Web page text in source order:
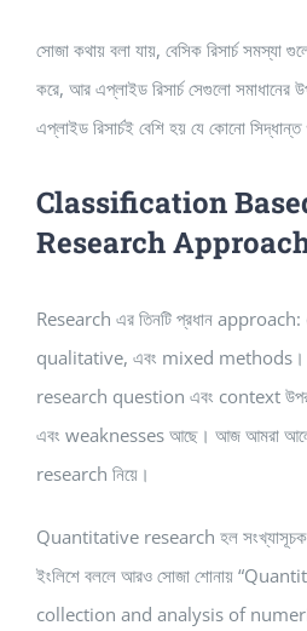
সোজা কথায় বলা যায়, বেসিক রিসার্চ সমস্যা
করে, আর এপ্লাইড রিসার্চ সেগুলো সমাধানের
এপ্লাইড রিসার্চই বেশি হয় যে কোনো
Classification
Research
Research এর তিনটি প্রধান
qualitative, এবং mixed methods।
research question এবং context উপর
এবং weaknesses আছে। আজ আমরা
research নিয়ে।
Quantitative research হল সংখ্যাসূচক
ইংলিশে বললে আরও সোজা শোনায়
collection and analysis of